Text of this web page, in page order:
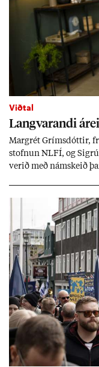
Viðtal
Langvar­andi
Mar­grét Gríms­dótt­ir,
stofn­un NLFÍ, og
ver­ið með nám­skeið